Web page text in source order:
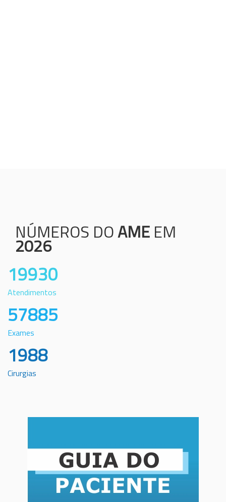
NÚMEROS DOAME EM
2026
19930
Atendimentos
57885
Exames
1988
Cirurgias